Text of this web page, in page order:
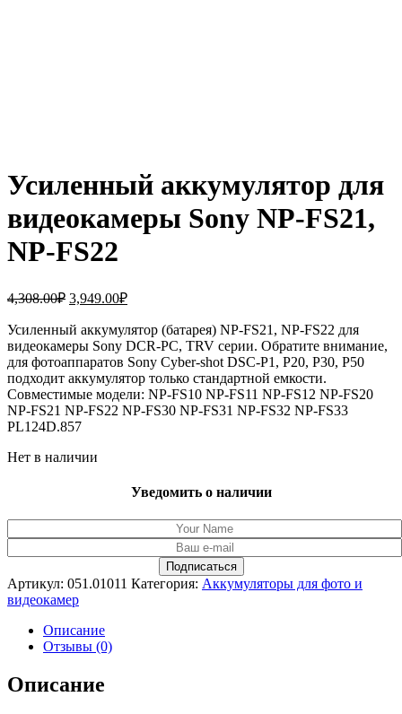
Усиленный аккумулятор для
видеокамеры Sony NP-FS21,
NP-FS22
4,308.00₽ Первоначальная
составляла
4,308.00₽.
3,949.00₽Текущая
3,949.00₽.
Усиленный аккумулятор (батарея) NP-FS21, NP-FS22 для
видеокамеры Sony DCR-PC, TRV серии. Обратите внимание,
для фотоаппаратов Sony Cyber-shot DSC-P1, P20, P30, P50
подходит аккумулятор только стандартной емкости.
Совместимые модели: NP-FS10 NP-FS11 NP-FS12 NP-FS20
NP-FS21 NP-FS22 NP-FS30 NP-FS31 NP-FS32 NP-FS33
PL124D.857
Нет в наличии
Уведомить о наличии
Артикул: 051.01011 Категория: Аккумуляторы для фото и
видеокамер
Описание
Отзывы (0)
Описание